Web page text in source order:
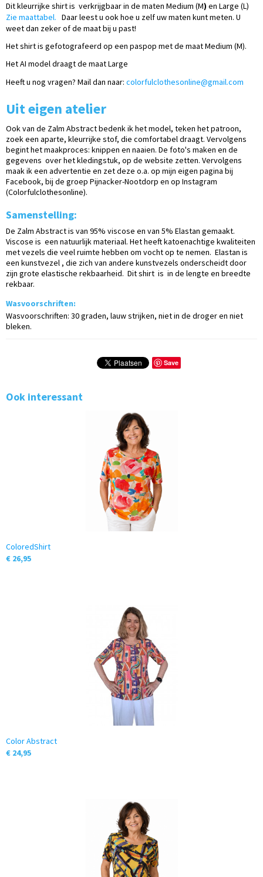
Dit kleurrijke shirt is verkrijgbaar in de maten Medium (M) en Large (L)
Zie maattabel. Daar leest u ook hoe u zelf uw maten kunt meten. U
weet dan zeker of de maat bij u past!
Het shirt is gefotografeerd op een paspop met de maat Medium (M).
Het AI model draagt de maat Large
Heeft u nog vragen? Mail dan naar: colorfulclothesonline@gmail.com
Uit eigen atelier
Ook van de Zalm Abstract bedenk ik het model, teken het patroon,
zoek een aparte, kleurrijke stof, die comfortabel draagt. Vervolgens
begint het maakproces: knippen en naaien. De foto's maken en de
gegevens over het kledingstuk, op de website zetten. Vervolgens
maak ik een advertentie en zet deze o.a. op mijn eigen pagina bij
Facebook, bij de groep Pijnacker-Nootdorp en op Instagram
(Colorfulclothesonline).
Samenstelling:
De Zalm Abstract is van 95% viscose en van 5% Elastan gemaakt.
Viscose is een natuurlijk materiaal. Het heeft katoenachtige kwaliteiten
met vezels die veel ruimte hebben om vocht op te nemen. Elastan is
een kunstvezel , die zich van andere kunstvezels onderscheidt door
zijn grote elastische rekbaarheid. Dit shirt is in de lengte en breedte
rekbaar.
Wasvoorschriften:
Wasvoorschriften: 30 graden, lauw strijken, niet in de droger en niet
bleken.
Save
Ook interessant
ColoredShirt
€ 26,95
Color Abstract
€ 24,95